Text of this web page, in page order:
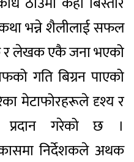
भन्ने शैलीलाई सफल
र लेखक एकै जना भएको
गति बिग्रन पाएको
मेटाफोरहरूले दृश्य र
गरेको छ ।
निर्देशकले अथक